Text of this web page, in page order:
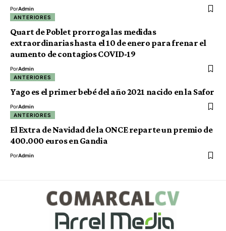
PorAdmin
ANTERIORES
Quart de Poblet prorroga las medidas
extraordinarias hasta el 10 de enero para frenar el
aumento de contagios COVID-19
PorAdmin
ANTERIORES
Yago es el primer bebé del año 2021 nacido en la Safor
PorAdmin
ANTERIORES
El Extra de Navidad de la ONCE reparte un premio de
400.000 euros en Gandia
PorAdmin